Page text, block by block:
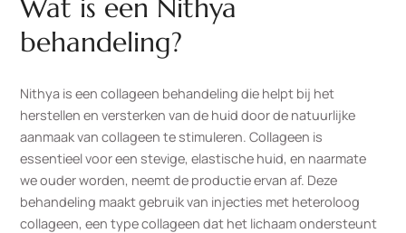
Wat is een Nithya
behandeling?
Nithya is een collageen behandeling die helpt bij het
herstellen en versterken van de huid door de natuurlijke
aanmaak van collageen te stimuleren. Collageen is
essentieel voor een stevige, elastische huid, en naarmate
we ouder worden, neemt de productie ervan af. Deze
behandeling maakt gebruik van injecties met heteroloog
collageen, een type collageen dat het lichaam ondersteunt